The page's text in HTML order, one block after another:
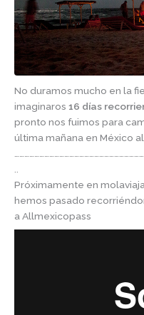
No duramos mucho en la
imaginaros 16 días
pronto nos fuimos para
última mañana en México
Próximamente en
hemos pasado
a Allmexicopass